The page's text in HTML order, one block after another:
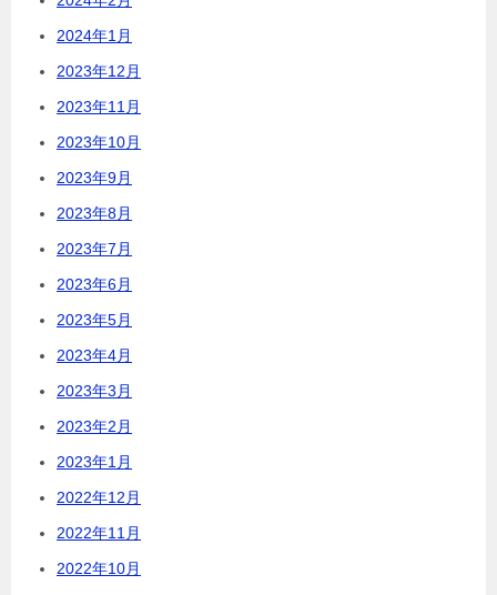
2024年1月
2023年12月
2023年11月
2023年10月
2023年9月
2023年8月
2023年7月
2023年6月
2023年5月
2023年4月
2023年3月
2023年2月
2023年1月
2022年12月
2022年11月
2022年10月